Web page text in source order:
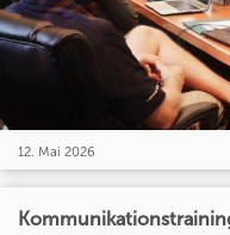
12. Mai 2026